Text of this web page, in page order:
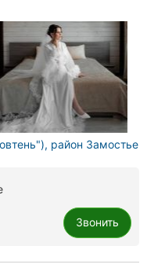
район Замостье
Звонить